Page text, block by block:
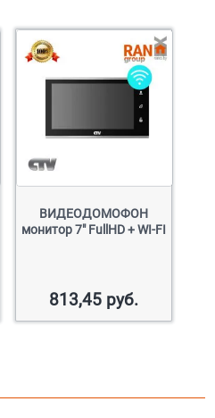
ВИДЕОДОМОФОН
монитор 7″ FullHD + WI-FI
813,45 руб.